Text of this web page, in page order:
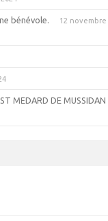
bénévole.
12 novembre
MEDARD DE MUSSIDAN